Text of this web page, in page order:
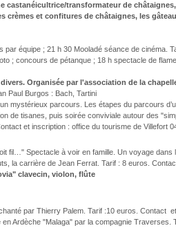
castanéicultrice/transformateur de
crèmes et confitures de châtaignes, les
équipe ; 21 h 30 Mooladé séance de cinéma.
; concours de pétanque ; 18 h spectacle de
Organisée par l'association de la
Paul Burgos : Bach, Tartini
mystérieux parcours. Les étapes du parcours
de tisanes, puis soirée conviviale autour des
et inscription : office du tourisme de Villefort
fil…" Spectacle à voir en famille. Un voyage
la carrière de Jean Ferrat. Tarif : 8 euros.
clavecin, violon, flûte
par Thierry Palem. Tarif :10 euros. Contact
Ardèche "Malaga" par la compagnie